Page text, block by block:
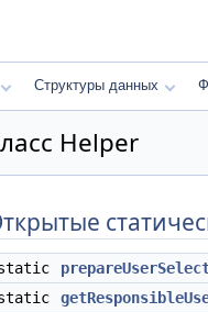
Структуры данных
Helper